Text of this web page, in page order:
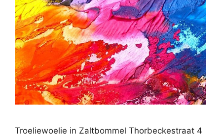
Troeliewoelie in Zaltbommel Thorbeckestraat 4